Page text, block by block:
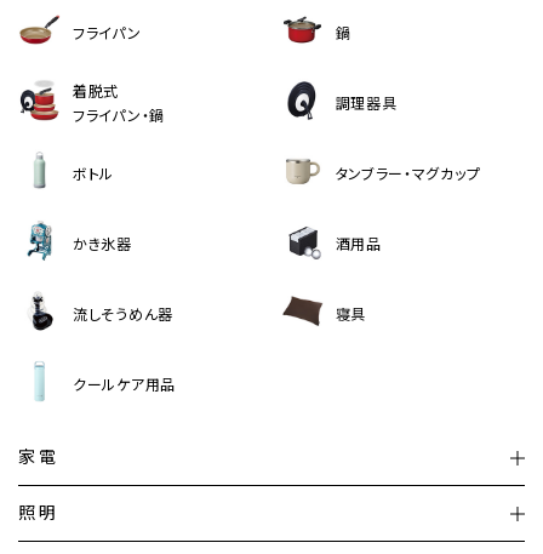
フライパン 鍋
着脱式
フライパン・鍋
調理器具
ボトル タンブラー・マグカップ
かき氷器 酒用品
流しそうめん器 寝具
クールケア用品
家電
照明